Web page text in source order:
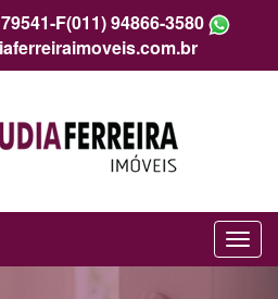
F(011) 94866-3580